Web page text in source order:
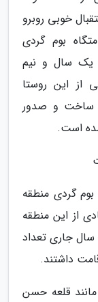
خوبی روبرو
بوم گردی
یک سال و نیم
از این روستا
در حال ساخت و صدور
است.
گردی منطقه
از این منطقه
سال جاری تعداد
قلعه حسن